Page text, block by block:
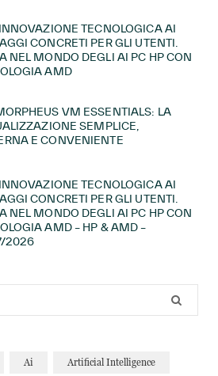
TECNOLOGICA AI
CONCRETI PER GLI UTENTI.
NEL MONDO DEGLI AI PC HP CON
AMD
VM ESSENTIALS: LA
SEMPLICE,
E CONVENIENTE
TECNOLOGICA AI
CONCRETI PER GLI UTENTI.
NEL MONDO DEGLI AI PC HP CON
AMD – HP & AMD –
2026
Ai Artificial Intelligence